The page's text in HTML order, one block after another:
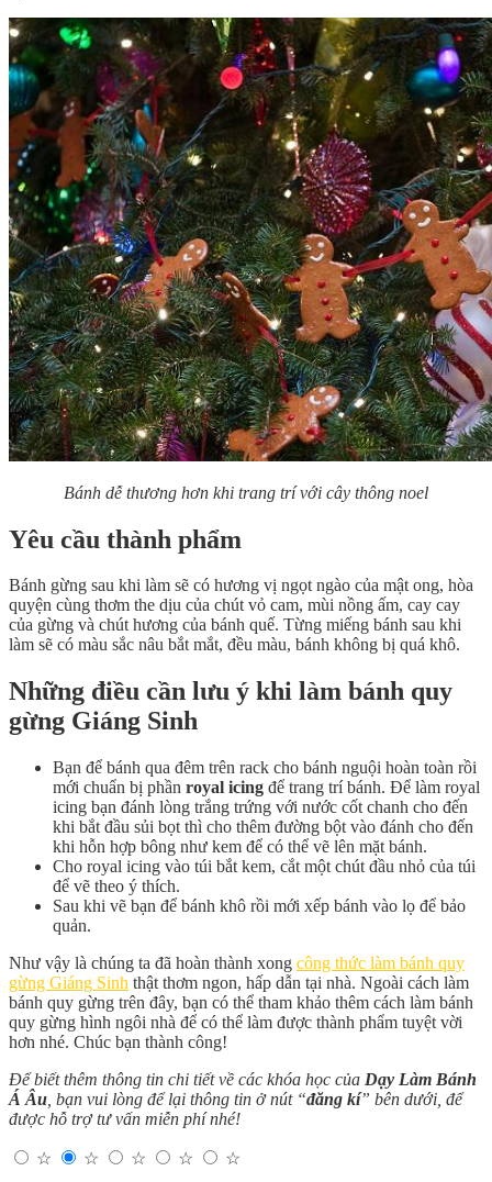
Bánh dễ thương hơn khi trang trí với cây thông noel
Yêu cầu thành phẩm
Bánh gừng sau khi làm sẽ có hương vị ngọt ngào của mật ong, hòa
quyện cùng thơm the dịu của chút vỏ cam, mùi nồng ấm, cay cay
của gừng và chút hương của bánh quế. Từng miếng bánh sau khi
làm sẽ có màu sắc nâu bắt mắt, đều màu, bánh không bị quá khô.
Những điều cần lưu ý khi làm bánh quy
gừng Giáng Sinh
Bạn để bánh qua đêm trên rack cho bánh nguội hoàn toàn rồi
mới chuẩn bị phần royal icing để trang trí bánh. Để làm royal
icing bạn đánh lòng trắng trứng với nước cốt chanh cho đến
khi bắt đầu sủi bọt thì cho thêm đường bột vào đánh cho đến
khi hỗn hợp bông như kem để có thể vẽ lên mặt bánh.
Cho royal icing vào túi bắt kem, cắt một chút đầu nhỏ của túi
để vẽ theo ý thích.
Sau khi vẽ bạn để bánh khô rồi mới xếp bánh vào lọ để bảo
quản.
Như vậy là chúng ta đã hoàn thành xong công thức làm bánh quy
gừng Giáng Sinh thật thơm ngon, hấp dẫn tại nhà. Ngoài cách làm
bánh quy gừng trên đây, bạn có thể tham khảo thêm cách làm bánh
quy gừng hình ngôi nhà để có thể làm được thành phẩm tuyệt vời
hơn nhé. Chúc bạn thành công!
Để biết thêm thông tin chi tiết về các khóa học của Dạy Làm Bánh
Á Âu , bạn vui lòng để lại thông tin ở nút “đăng kí” bên dưới, để
được hỗ trợ tư vấn miễn phí nhé!
☆ ☆ ☆ ☆ ☆